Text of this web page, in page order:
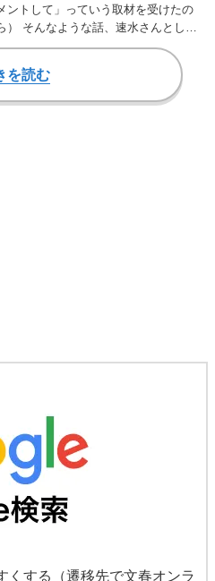
ントして」っていう取材を受けたの
） そんなような話、速水さんとした
を読む
くする
（遷移先で文春オンラ